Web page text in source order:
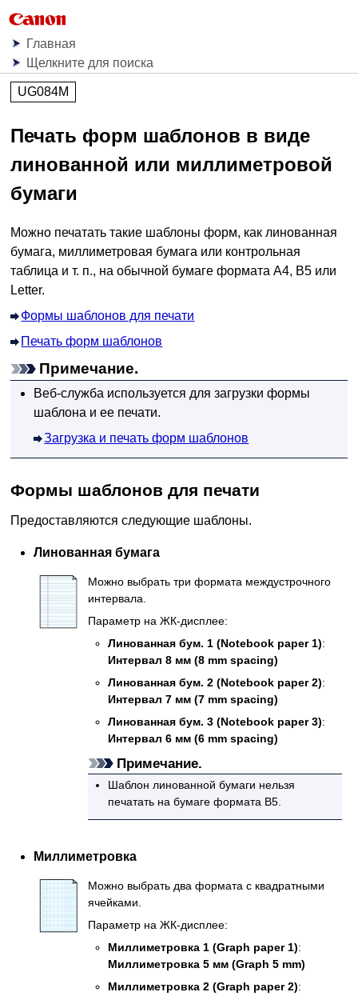
Главная
Щелкните для поиска
UG084M
Печать форм шаблонов в виде
линованной или миллиметровой
бумаги
Можно печатать такие шаблоны форм, как линованная
бумага, миллиметровая бумага или контрольная
таблица и т. п., на обычной бумаге формата A4, B5 или
Letter.
Формы шаблонов для печати
Печать форм шаблонов
Примечание.
Веб-служба используется для загрузки формы
шаблона и ее печати.
Загрузка и печать форм шаблонов
Формы шаблонов для печати
Предоставляются следующие шаблоны.
Линованная бумага
Можно выбрать три формата междустрочного
интервала.
Параметр на ЖК-дисплее:
Линованная бум. 1 (Notebook paper 1):
Интервал 8 мм (8 mm spacing)
Линованная бум. 2 (Notebook paper 2):
Интервал 7 мм (7 mm spacing)
Линованная бум. 3 (Notebook paper 3):
Интервал 6 мм (6 mm spacing)
Примечание.
Шаблон линованной бумаги нельзя
печатать на бумаге формата B5.
Миллиметровка
Можно выбрать два формата с квадратными
ячейками.
Параметр на ЖК-дисплее:
Миллиметровка 1 (Graph paper 1):
Миллиметровка 5 мм (Graph 5 mm)
Миллиметровка 2 (Graph paper 2):